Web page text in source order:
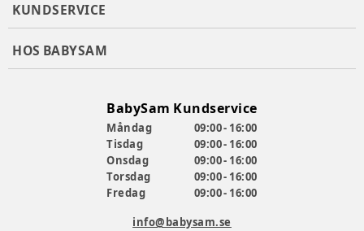
KUNDSERVICE
HOS BABYSAM
BabySam Kundservice
Måndag
09:00 - 16:00
Tisdag
09:00 - 16:00
Onsdag
09:00 - 16:00
Torsdag
09:00 - 16:00
Fredag
09:00 - 16:00
info@babysam.se